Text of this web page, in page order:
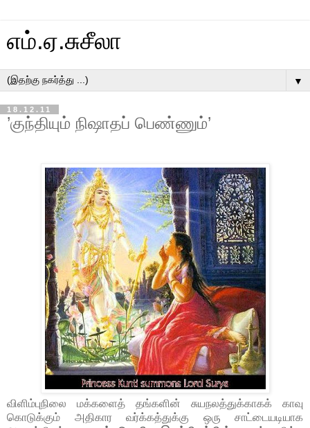
எம்.ஏ.சுசீலா
▼
18.12.11
’குந்தியும் நிஷாதப் பெண்ணும்’
விளிம்புநிலை மக்களைத் தங்களின் சுயநலத்துக்காகக் காவு
கொடுக்கும் அதிகார வர்க்கத்துக்கு ஒரு சாட்டையடியாக